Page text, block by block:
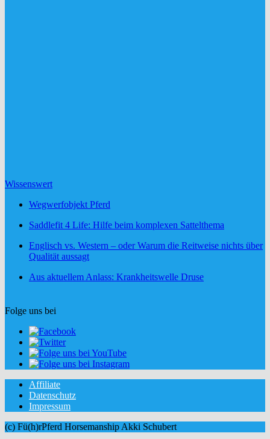
Wissenswert
Wegwerfobjekt Pferd
Saddlefit 4 Life: Hilfe beim komplexen Sattelthema
Englisch vs. Western – oder Warum die Reitweise nichts über
Qualität aussagt
Aus aktuellem Anlass: Krankheitswelle Druse
Folge uns bei
Affiliate
Datenschutz
Impressum
(c) Fü(h)rPferd Horsemanship Akki Schubert